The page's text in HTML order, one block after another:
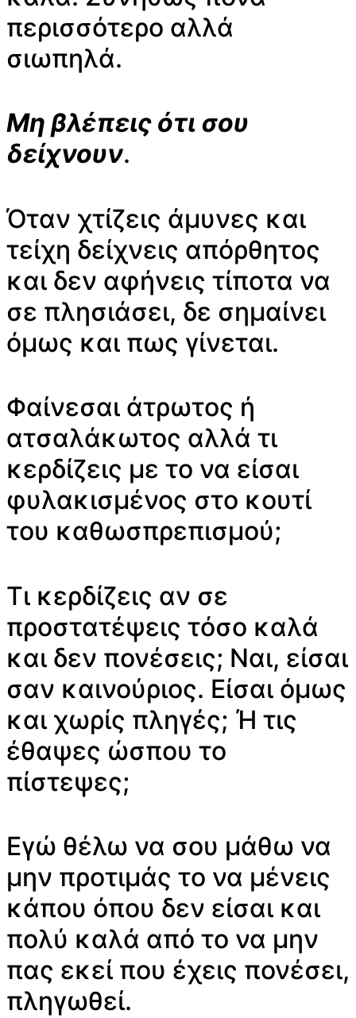
περισσότερο αλλά
σιωπηλά.
Μη βλέπεις ότι σου
δείχνουν.
Όταν χτίζεις άμυνες και
τείχη δείχνεις απόρθητος
και δεν αφήνεις τίποτα να
σε πλησιάσει, δε σημαίνει
όμως και πως γίνεται.
Φαίνεσαι άτρωτος ή
ατσαλάκωτος αλλά τι
κερδίζεις με το να είσαι
φυλακισμένος στο κουτί
του καθωσπρεπισμού;
Τι κερδίζεις αν σε
προστατέψεις τόσο καλά
και δεν πονέσεις; Ναι, είσαι
σαν καινούριος. Είσαι όμως
και χωρίς πληγές; Ή τις
έθαψες ώσπου το
πίστεψες;
Εγώ θέλω να σου μάθω να
μην προτιμάς το να μένεις
κάπου όπου δεν είσαι και
πολύ καλά από το να μην
πας εκεί που έχεις πονέσει,
πληγωθεί.